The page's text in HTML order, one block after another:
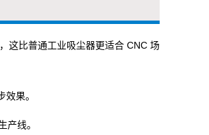
这比普通工业吸尘器更适合 CNC 场
果。
产线。